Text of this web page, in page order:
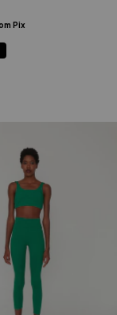
Pix